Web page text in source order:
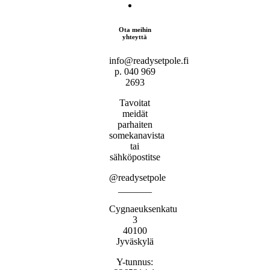
Ota meihin
yhteyttä
info@readysetpole.fi
p. 040 969
2693
Tavoitat
meidät
parhaiten
somekanavista
tai
sähköpostitse
@readysetpole
Cygnaeuksenkatu
3
40100
Jyväskylä
Y-tunnus: